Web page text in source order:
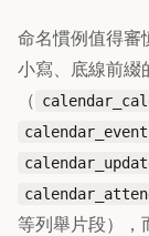
命名慣例值得審
小寫、底線前綴
（
calendar_event
等列舉片段），